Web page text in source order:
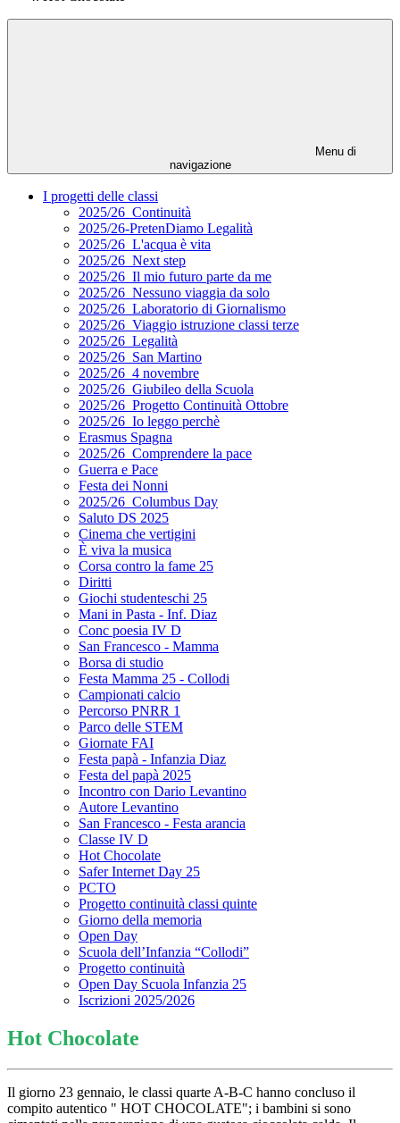
Menu di
navigazione
I progetti delle classi
2025/26_Continuità
2025/26-PretenDiamo Legalità
2025/26_L'acqua è vita
2025/26_Next step
2025/26_Il mio futuro parte da me
2025/26_Nessuno viaggia da solo
2025/26_Laboratorio di Giornalismo
2025/26_Viaggio istruzione classi terze
2025/26_Legalità
2025/26_San Martino
2025/26_4 novembre
2025/26_Giubileo della Scuola
2025/26_Progetto Continuità Ottobre
2025/26_Io leggo perchè
Erasmus Spagna
2025/26_Comprendere la pace
Guerra e Pace
Festa dei Nonni
2025/26_Columbus Day
Saluto DS 2025
Cinema che vertigini
È viva la musica
Corsa contro la fame 25
Diritti
Giochi studenteschi 25
Mani in Pasta - Inf. Diaz
Conc poesia IV D
San Francesco - Mamma
Borsa di studio
Festa Mamma 25 - Collodi
Campionati calcio
Percorso PNRR 1
Parco delle STEM
Giornate FAI
Festa papà - Infanzia Diaz
Festa del papà 2025
Incontro con Dario Levantino
Autore Levantino
San Francesco - Festa arancia
Classe IV D
Hot Chocolate
Safer Internet Day 25
PCTO
Progetto continuità classi quinte
Giorno della memoria
Open Day
Scuola dell’Infanzia “Collodi”
Progetto continuità
Open Day Scuola Infanzia 25
Iscrizioni 2025/2026
Hot Chocolate
Il giorno 23 gennaio, le classi quarte A-B-C hanno concluso il
compito autentico " HOT CHOCOLATE"; i bambini si sono